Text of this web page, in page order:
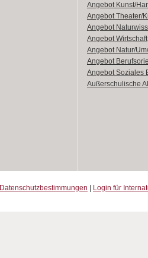
Angebot Kunst/
Angebot Theater/
Angebot
Angebot Wirtschaft
Angebot Natur/
Angebot
Angebot Soziales
Außerschulische
Datenschutzbestimmungen Login für